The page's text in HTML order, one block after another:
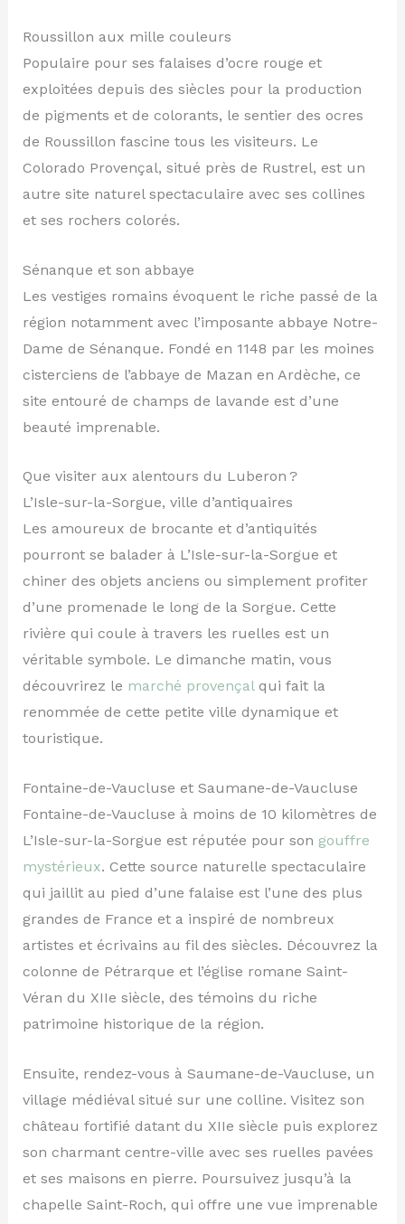
Roussillon aux mille couleurs
Populaire pour ses falaises d’ocre rouge et
exploitées depuis des siècles pour la production
de pigments et de colorants, le sentier des ocres
de Roussillon fascine tous les visiteurs. Le
Colorado Provençal, situé près de Rustrel, est un
autre site naturel spectaculaire avec ses collines
et ses rochers colorés.
Sénanque et son abbaye
Les vestiges romains évoquent le riche passé de la
région notamment avec l’imposante abbaye Notre-
Dame de Sénanque. Fondé en 1148 par les moines
cisterciens de l’abbaye de Mazan en Ardèche, ce
site entouré de champs de lavande est d’une
beauté imprenable.
Que visiter aux alentours du Luberon ?
L’Isle-sur-la-Sorgue, ville d’antiquaires
Les amoureux de brocante et d’antiquités
pourront se balader à L’Isle-sur-la-Sorgue et
chiner des objets anciens ou simplement profiter
d’une promenade le long de la Sorgue. Cette
rivière qui coule à travers les ruelles est un
véritable symbole. Le dimanche matin, vous
découvrirez le marché provençalqui fait la
renommée de cette petite ville dynamique et
touristique.
Fontaine-de-Vaucluse et Saumane-de-Vaucluse
Fontaine-de-Vaucluse à moins de 10 kilomètres de
L’Isle-sur-la-Sorgue est réputée pour son gouffre
mystérieux. Cette source naturelle spectaculaire
qui jaillit au pied d’une falaise est l’une des plus
grandes de France et a inspiré de nombreux
artistes et écrivains au fil des siècles. Découvrez la
colonne de Pétrarque et l’église romane Saint-
Véran du XIIe siècle, des témoins du riche
patrimoine historique de la région.
Ensuite, rendez-vous à Saumane-de-Vaucluse, un
village médiéval situé sur une colline. Visitez son
château fortifié datant du XIIe siècle puis explorez
son charmant centre-ville avec ses ruelles pavées
et ses maisons en pierre. Poursuivez jusqu’à la
chapelle Saint-Roch, qui offre une vue imprenable